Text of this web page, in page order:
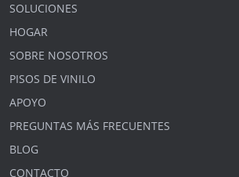
SOLUCIONES
HOGAR
SOBRE NOSOTROS
PISOS DE VINILO
APOYO
PREGUNTAS MÁS FRECUENTES
BLOG
CONTACTO